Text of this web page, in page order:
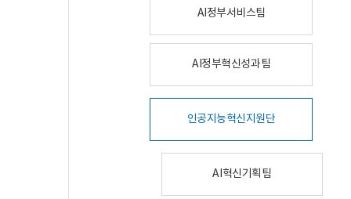
AI정부서비스팀
AI정부혁신성과팀
인공지능혁신지원단
AI혁신기획팀